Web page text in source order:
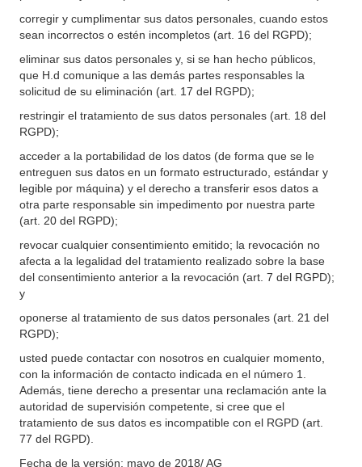
corregir y cumplimentar sus datos personales, cuando estos
sean incorrectos o estén incompletos (art. 16 del RGPD);
eliminar sus datos personales y, si se han hecho públicos,
que H.d comunique a las demás partes responsables la
solicitud de su eliminación (art. 17 del RGPD);
restringir el tratamiento de sus datos personales (art. 18 del
RGPD);
acceder a la portabilidad de los datos (de forma que se le
entreguen sus datos en un formato estructurado, estándar y
legible por máquina) y el derecho a transferir esos datos a
otra parte responsable sin impedimento por nuestra parte
(art. 20 del RGPD);
revocar cualquier consentimiento emitido; la revocación no
afecta a la legalidad del tratamiento realizado sobre la base
del consentimiento anterior a la revocación (art. 7 del RGPD);
y
oponerse al tratamiento de sus datos personales (art. 21 del
RGPD);
usted puede contactar con nosotros en cualquier momento,
con la información de contacto indicada en el número 1.
Además, tiene derecho a presentar una reclamación ante la
autoridad de supervisión competente, si cree que el
tratamiento de sus datos es incompatible con el RGPD (art.
77 del RGPD).
Fecha de la versión: mayo de 2018/ AG